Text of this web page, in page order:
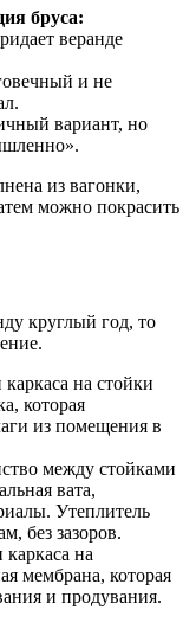
бруса:
веранде
и не
вариант, но
из вагонки,
можно покрасить
круглый год, то
на стойки
которая
из помещения в
между стойками
вата,
Утеплитель
без зазоров.
на
мембрана, которая
и продувания.